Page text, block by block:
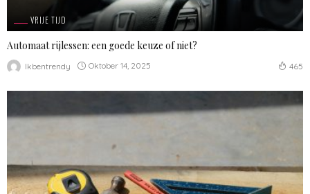
VRIJE TIJD
Automaat rijlessen: een goede keuze of niet?
Ikbentrendy Oktober 14, 2025 465